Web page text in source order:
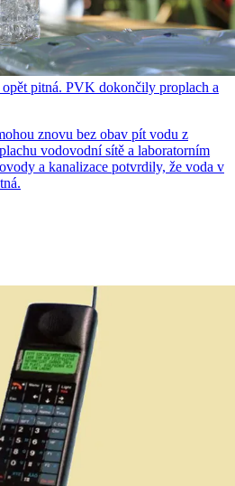
pitná. PVK dokončily proplach a
znovu bez obav pít vodu z
vodovodní sítě a laboratorním
a kanalizace potvrdily, že voda v